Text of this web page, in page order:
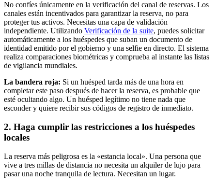
No confíes únicamente en la verificación del canal de reservas. Los
canales están incentivados para garantizar la reserva, no para
proteger tus activos. Necesitas una capa de validación
independiente. Utilizando Verificación de la suite, puedes solicitar
automáticamente a los huéspedes que suban un documento de
identidad emitido por el gobierno y una selfie en directo. El sistema
realiza comparaciones biométricas y comprueba al instante las listas
de vigilancia mundiales.
La bandera roja: Si un huésped tarda más de una hora en
completar este paso después de hacer la reserva, es probable que
esté ocultando algo. Un huésped legítimo no tiene nada que
esconder y quiere recibir sus códigos de registro de inmediato.
2. Haga cumplir las restricciones a los huéspedes
locales
La reserva más peligrosa es la «estancia local». Una persona que
vive a tres millas de distancia no necesita un alquiler de lujo para
pasar una noche tranquila de lectura. Necesitan un lugar.